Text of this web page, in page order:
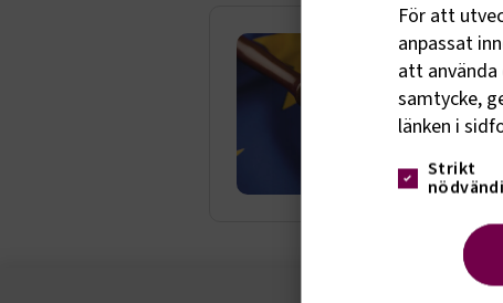
För att
anpassat
att använda
samtycke,
länken i
Strikt